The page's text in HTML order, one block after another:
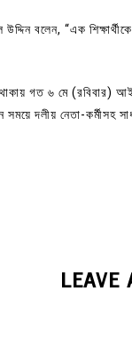
উদ্দিন বলেন, “এক
গত ৬ মে (রবিবার) আইন
দলীয় নেতা-কর্মীসহ
LEAVE